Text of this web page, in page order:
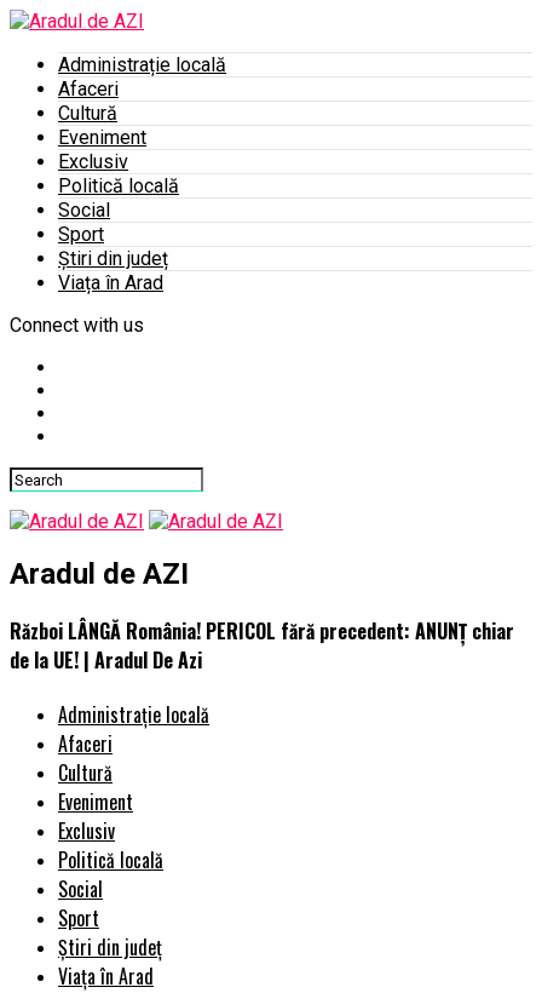
Administrație locală
Afaceri
Cultură
Eveniment
Exclusiv
Politică locală
Social
Sport
Știri din județ
Viața în Arad
Connect with us
Aradul de AZI
Război LÂNGĂ România! PERICOL fără precedent: ANUNȚ chiar
de la UE! | Aradul De Azi
Administrație locală
Afaceri
Cultură
Eveniment
Exclusiv
Politică locală
Social
Sport
Știri din județ
Viața în Arad